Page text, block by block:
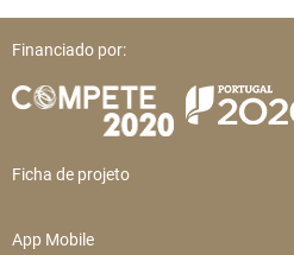
Financiado por:
Ficha de projeto
App Mobile